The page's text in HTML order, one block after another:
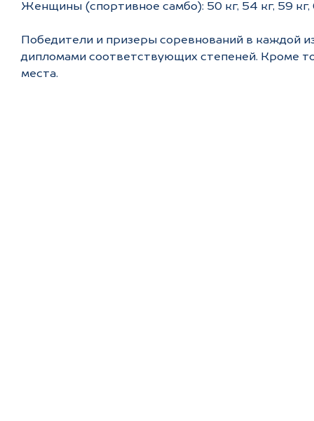
Женщины (спортивное самбо): 50 кг, 54 кг, 59 кг,
Победители и призеры соревнований в каждой
дипломами соответствующих степеней. Кроме
места.